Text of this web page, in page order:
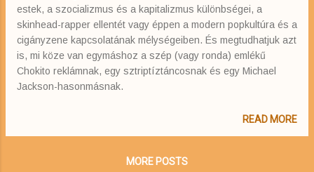
estek, a szocializmus és a kapitalizmus különbségei, a
skinhead-rapper ellentét vagy éppen a modern popkultúra és a
cigányzene kapcsolatának mélységeiben. És megtudhatjuk azt
is, mi köze van egymáshoz a szép (vagy ronda) emlékű
Chokito reklámnak, egy sztriptíztáncosnak és egy Michael
Jackson-hasonmásnak.
READ MORE
MORE POSTS